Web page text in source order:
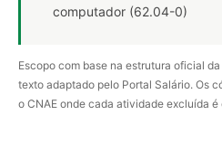
computador (62.04-0)
Escopo com base na estrutura oficial
texto adaptado pelo Portal Salário. Os
o CNAE onde cada atividade excluída